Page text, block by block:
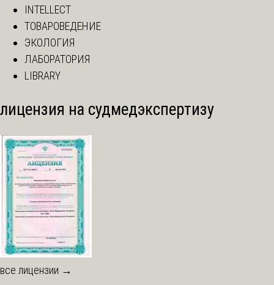
INTELLECT
ТОВАРОВЕДЕНИЕ
ЭКОЛОГИЯ
ЛАБОРАТОРИЯ
LIBRARY
лицензия на судмедэкспертизу
все лицензии →